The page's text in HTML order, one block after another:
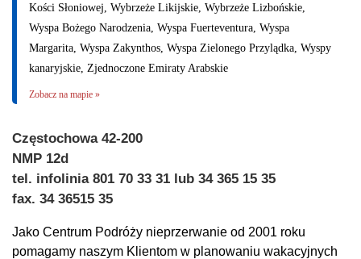
Kości Słoniowej, Wybrzeże Likijskie, Wybrzeże Lizbońskie,
Wyspa Bożego Narodzenia, Wyspa Fuerteventura, Wyspa
Margarita, Wyspa Zakynthos, Wyspa Zielonego Przylądka, Wyspy
kanaryjskie, Zjednoczone Emiraty Arabskie
Zobacz na mapie »
Częstochowa 42-200
NMP 12d
tel. infolinia 801 70 33 31 lub 34 365 15 35
fax. 34 36515 35
Jako Centrum Podróży nieprzerwanie od 2001 roku
pomagamy naszym Klientom w planowaniu wakacyjnych